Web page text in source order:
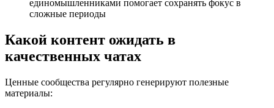
единомышленниками помогает сохранять фокус в
сложные периоды
Какой контент ожидать в
качественных чатах
Ценные сообщества регулярно генерируют полезные
материалы: